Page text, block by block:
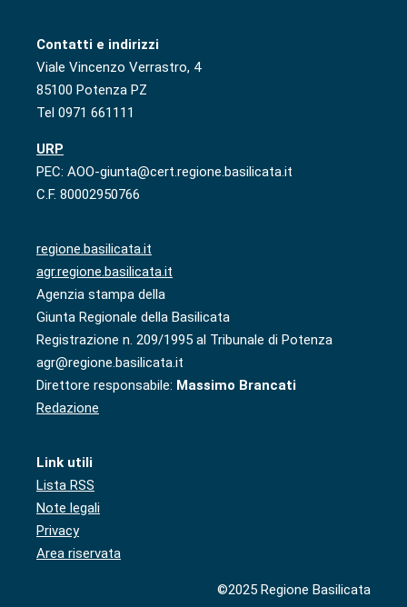
Contatti e indirizzi
Viale Vincenzo Verrastro, 4
85100 Potenza PZ
Tel 0971 661111
URP
PEC: AOO-giunta@cert.regione.basilicata.it
C.F. 80002950766
regione.basilicata.it
agr.regione.basilicata.it
Agenzia stampa della
Giunta Regionale della Basilicata
Registrazione n. 209/1995 al Tribunale di Potenza
agr@regione.basilicata.it
Direttore responsabile: Massimo Brancati
Redazione
Link utili
Lista RSS
Note legali
Privacy
Area riservata
©2025 Regione Basilicata